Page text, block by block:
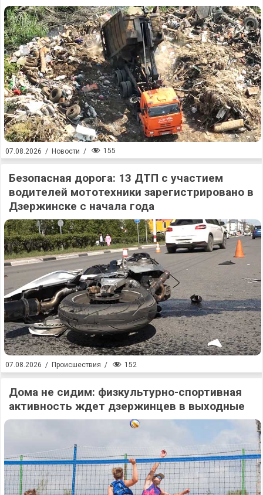
07.08.2026 / Новости / 155
Безопасная дорога: 13 ДТП с участием
водителей мототехники зарегистрировано в
Дзержинске с начала года
07.08.2026 / Происшествия / 152
Дома не сидим: физкультурно-спортивная
активность ждет дзержинцев в выходные